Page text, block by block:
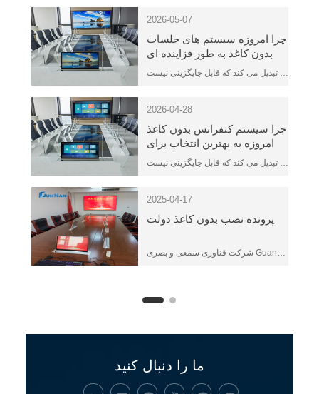
2026-05-07
چرا امروزه سیستم های جلسات
بدون کاغذ به طور فزاینده ای
محبوب شده اند؟
2026-04-28
چرا سیستم کنفرانس بدون کاغذ
امروزه به بهترین انتخاب برای
میزهای کنفرانس مدرن تبدیل
شده است؟
2025-04-17
پرونده نصب بدون کاغذ دولت
ما را دنبال کنید